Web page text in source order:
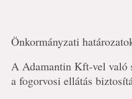
Önkormányzati
A Adamantin Kft-vel való
a fogorvosi ellátás